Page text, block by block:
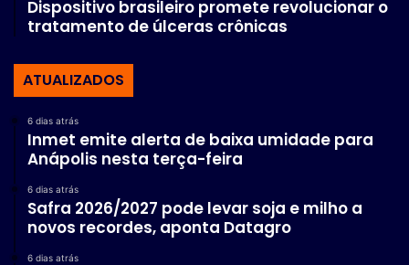
Dispositivo brasileiro promete revolucionar o
tratamento de úlceras crônicas
ATUALIZADOS
6 dias atrás
Inmet emite alerta de baixa umidade para
Anápolis nesta terça-feira
6 dias atrás
Safra 2026/2027 pode levar soja e milho a
novos recordes, aponta Datagro
6 dias atrás